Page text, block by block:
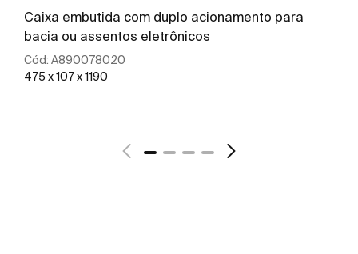
Caixa embutida com duplo acionamento para
bacia ou assentos eletrônicos
Cód: A890078020
475 x 107 x 1190